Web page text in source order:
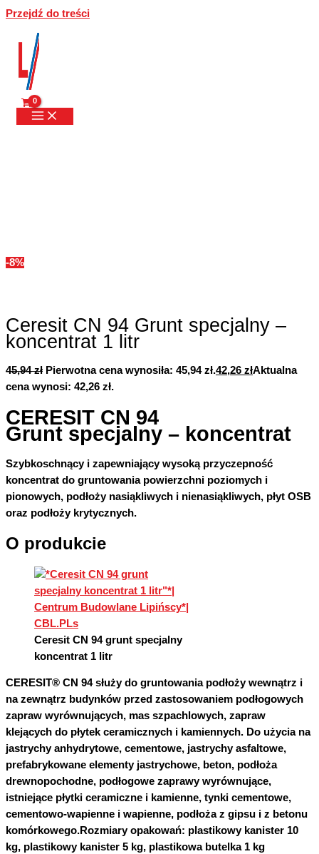
Przejdź do treści
-8%
Ceresit CN 94 Grunt specjalny –
koncentrat 1 litr
45,94zł Pierwotna cena wynosiła: 45,94 zł.42,26 złAktualna
cena wynosi: 42,26 zł.
CERESIT CN 94
Grunt specjalny – koncentrat
Szybkoschnący i zapewniający wysoką przyczepność
koncentrat do gruntowania powierzchni poziomych i
pionowych, podłoży nasiąkliwych i nienasiąkliwych, płyt OSB
oraz podłoży krytycznych.
O produkcie
Ceresit CN 94 grunt specjalny
koncentrat 1 litr
CERESIT® CN 94 służy do gruntowania podłoży wewnątrz i
na zewnątrz budynków przed zastosowaniem podłogowych
zapraw wyrównujących, mas szpachlowych, zapraw
klejących do płytek ceramicznych i kamiennych. Do użycia na
jastrychy anhydrytowe, cementowe, jastrychy asfaltowe,
prefabrykowane elementy jastrychowe, beton, podłoża
drewnopochodne, podłogowe zaprawy wyrównujące,
istniejące płytki ceramiczne i kamienne, tynki cementowe,
cementowo-wapienne i wapienne, podłoża z gipsu i z betonu
komórkowego.Rozmiary opakowań: plastikowy kanister 10
kg, plastikowy kanister 5 kg, plastikowa butelka 1 kg